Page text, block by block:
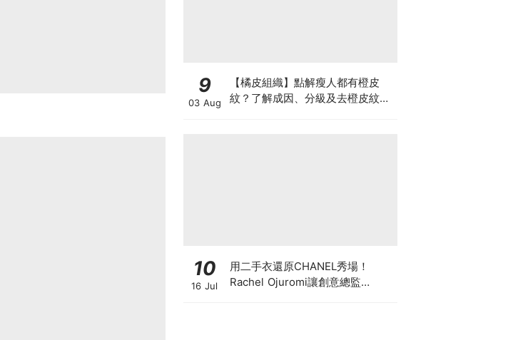
9
03 Aug
【橘皮組織】點解瘦人都有橙皮
紋？了解成因、分級及去橙皮紋改
10
16 Jul
用二手衣還原CHANEL秀場！
Rachel Ojuromi讓創意總監